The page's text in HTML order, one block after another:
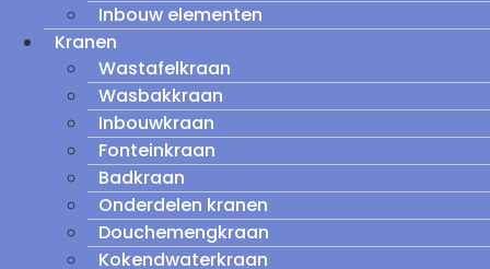
Inbouw elementen
Kranen
Wastafelkraan
Wasbakkraan
Inbouwkraan
Fonteinkraan
Badkraan
Onderdelen kranen
Douchemengkraan
Kokendwaterkraan